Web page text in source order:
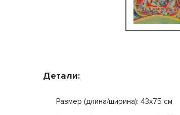
Детали:
Размер (длина/ширина): 43x75 см